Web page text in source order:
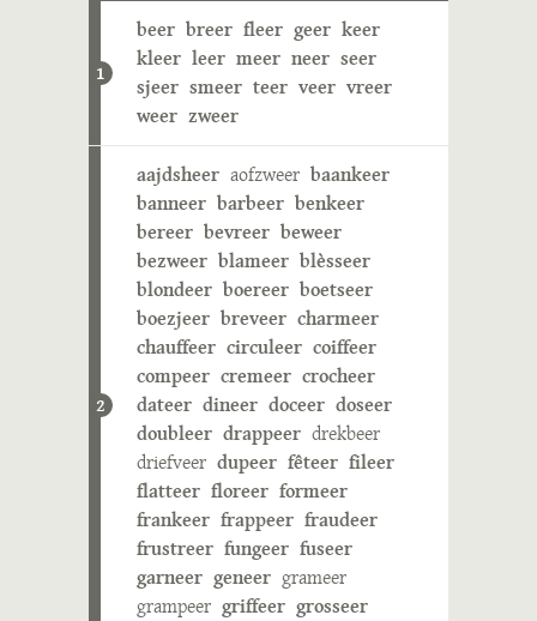
1
beer breer fleer geer keer
kleer leer meer neer seer
sjeer smeer teer veer vreer
weer zweer
2
aajdsheer aofzweer baankeer
banneer barbeer benkeer
bereer bevreer beweer
bezweer blameer blèsseer
blondeer boereer boetseer
boezjeer breveer charmeer
chauffeer circuleer coiffeer
compeer cremeer crocheer
dateer dineer doceer doseer
doubleer drappeer drekbeer
driefveer dupeer fêteer fileer
flatteer floreer formeer
frankeer frappeer fraudeer
frustreer fungeer fuseer
garneer geneer grameer
grampeer griffeer grosseer